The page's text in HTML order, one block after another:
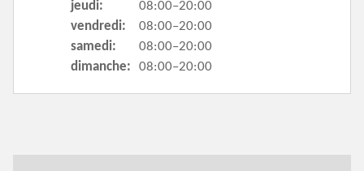
jeudi:
08:00–20:00
vendredi:
08:00–20:00
samedi:
08:00–20:00
dimanche:
08:00–20:00